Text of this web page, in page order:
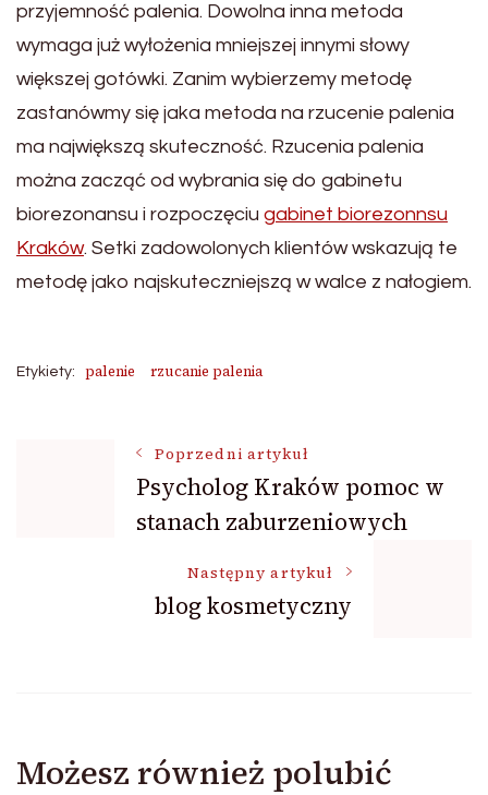
przyjemność palenia. Dowolna inna metoda
wymaga już wyłożenia mniejszej innymi słowy
większej gotówki. Zanim wybierzemy metodę
zastanówmy się jaka metoda na rzucenie palenia
ma największą skuteczność. Rzucenia palenia
można zacząć od wybrania się do gabinetu
biorezonansu i rozpoczęciu gabinet biorezonnsu
Kraków. Setki zadowolonych klientów wskazują te
metodę jako najskuteczniejszą w walce z nałogiem.
Etykiety: palenie rzucanie palenia
Nawigacja
wpisu
Poprzedni artykuł
Psycholog Kraków pomoc w
stanach zaburzeniowych
Następny artykuł
blog kosmetyczny
Możesz również polubić